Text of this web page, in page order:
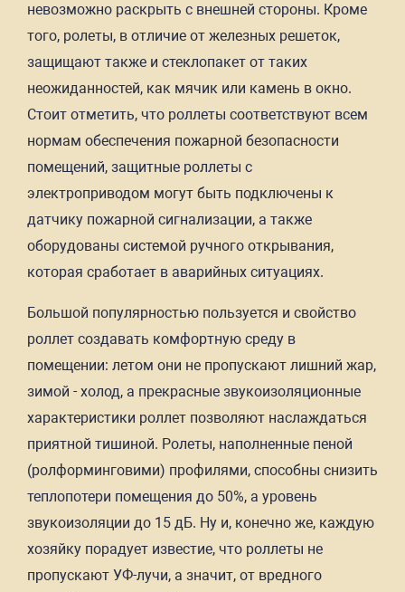
невозможно раскрыть с внешней стороны. Кроме
того, ролеты, в отличие от железных решеток,
защищают также и стеклопакет от таких
неожиданностей, как мячик или камень в окно.
Стоит отметить, что роллеты соответствуют всем
нормам обеспечения пожарной безопасности
помещений, защитные роллеты с
электроприводом могут быть подключены к
датчику пожарной сигнализации, а также
оборудованы системой ручного открывания,
которая сработает в аварийных ситуациях.
Большой популярностью пользуется и свойство
роллет создавать комфортную среду в
помещении: летом они не пропускают лишний жар,
зимой - холод, а прекрасные звукоизоляционные
характеристики роллет позволяют наслаждаться
приятной тишиной. Ролеты, наполненные пеной
(ролформинговими) профилями, способны снизить
теплопотери помещения до 50%, а уровень
звукоизоляции до 15 дБ. Ну и, конечно же, каждую
хозяйку порадует известие, что роллеты не
пропускают УФ-лучи, а значит, от вредного